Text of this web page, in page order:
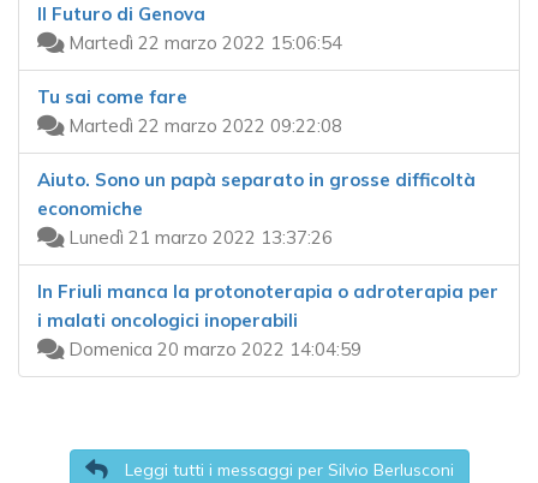
Il Futuro di Genova
Martedì 22 marzo 2022 15:06:54
Tu sai come fare
Martedì 22 marzo 2022 09:22:08
Aiuto. Sono un papà separato in grosse difficoltà
economiche
Lunedì 21 marzo 2022 13:37:26
In Friuli manca la protonoterapia o adroterapia per
i malati oncologici inoperabili
Domenica 20 marzo 2022 14:04:59
Leggi tutti i messaggi per Silvio Berlusconi